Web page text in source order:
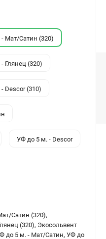
Мат/Сатин (320)
Глянец (320)
Descor (310)
УФ до 5 м. - Descor
Сатин (320),
(320), Экосольвент
до 5 м. - Мат/Сатин, УФ до